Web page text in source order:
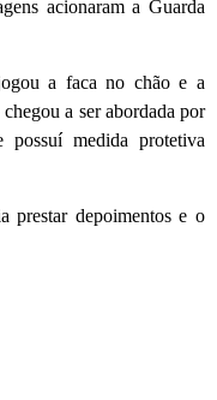
acionaram a Guarda
a faca no chão e a
a ser abordada por
medida protetiva
prestar depoimentos e o